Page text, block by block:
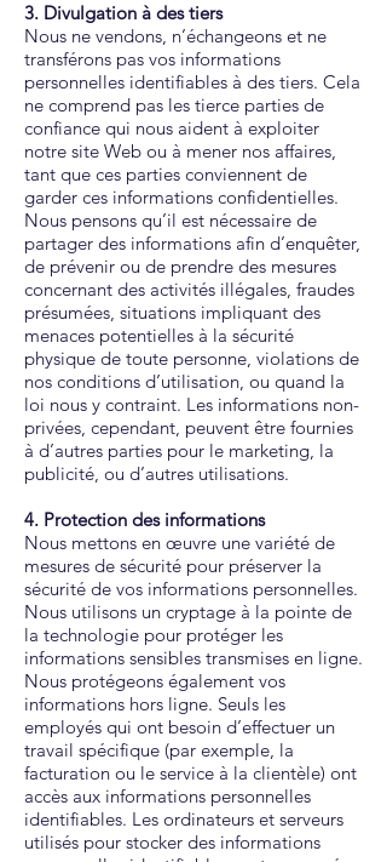
3. Divulgation à des tiers
Nous ne vendons, n’échangeons et ne
transférons pas vos informations
personnelles identifiables à des tiers. Cela
ne comprend pas les tierce parties de
confiance qui nous aident à exploiter
notre site Web ou à mener nos affaires,
tant que ces parties conviennent de
garder ces informations confidentielles.
Nous pensons qu’il est nécessaire de
partager des informations afin d’enquêter,
de prévenir ou de prendre des mesures
concernant des activités illégales, fraudes
présumées, situations impliquant des
menaces potentielles à la sécurité
physique de toute personne, violations de
nos conditions d’utilisation, ou quand la
loi nous y contraint. Les informations non-
privées, cependant, peuvent être fournies
à d’autres parties pour le marketing, la
publicité, ou d’autres utilisations.
4. Protection des informations
Nous mettons en œuvre une variété de
mesures de sécurité pour préserver la
sécurité de vos informations personnelles.
Nous utilisons un cryptage à la pointe de
la technologie pour protéger les
informations sensibles transmises en ligne.
Nous protégeons également vos
informations hors ligne. Seuls les
employés qui ont besoin d’effectuer un
travail spécifique (par exemple, la
facturation ou le service à la clientèle) ont
accès aux informations personnelles
identifiables. Les ordinateurs et serveurs
utilisés pour stocker des informations